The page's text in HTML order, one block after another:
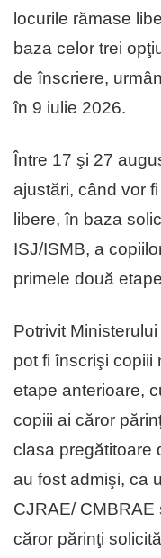
locurile rămase
baza celor trei
de înscriere,
în 9 iulie 2026.
Între 17 şi 27
ajustări, când vor
libere, în baza
ISJ/ISMB, a
primele două
Potrivit
pot fi înscrişi copiii
etape anterioare,
copiii ai căror
clasa pregătitoare
au fost admişi, ca
CJRAE/ CMBRAE
căror părinţi